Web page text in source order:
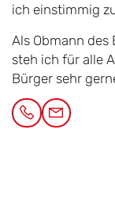
ich einstimmig
Als Obmann des
steh ich für alle
Bürger sehr